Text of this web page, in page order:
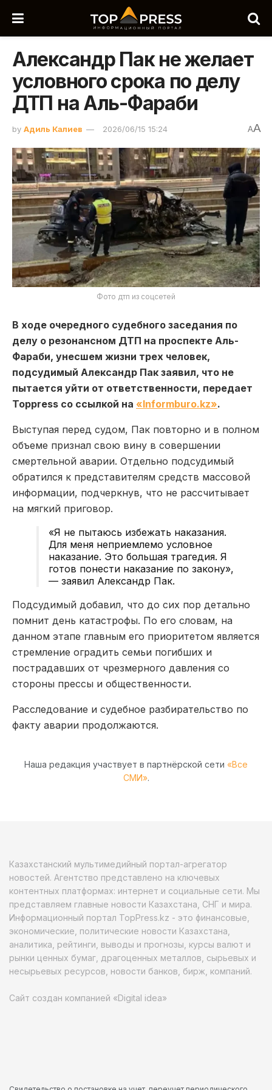
Александр Пак не желает
условного срока по делу
ДТП на Аль-Фараби
by Адиль Калиев 2026/06/15 15:24 AA
Фото дтп из соцсетей
В ходе очередного судебного заседания по
делу о резонансном ДТП на проспекте Аль-
Фараби, унесшем жизни трех человек,
подсудимый Александр Пак заявил, что не
пытается уйти от ответственности, передает
Toppress со ссылкой на «Informburo.kz».
Выступая перед судом, Пак повторно и в полном
объеме признал свою вину в совершении
смертельной аварии. Отдельно подсудимый
обратился к представителям средств массовой
информации, подчеркнув, что не рассчитывает
на мягкий приговор.
«Я не пытаюсь избежать наказания.
Для меня неприемлемо условное
наказание. Это большая трагедия. Я
готов понести наказание по закону»,
— заявил Александр Пак.
Подсудимый добавил, что до сих пор детально
помнит день катастрофы. По его словам, на
данном этапе главным его приоритетом является
стремление оградить семьи погибших и
пострадавших от чрезмерного давления со
стороны прессы и общественности.
Расследование и судебное разбирательство по
факту аварии продолжаются.
Наша редакция участвует в партнёрской сети «Все
СМИ».
Казахстанский мультимедийный портал-агрегатор
новостей. Агентство представлено на ключевых
контентных платформах: интернет и социальные сети. Мы
представляем главные новости Казахстана, СНГ и мира.
Информационный портал TopPress.kz - это финансовые,
экономические, политические новости Казахстана,
аналитика, рейтинги, выводы и прогнозы, курсы валют и
рынки ценных бумаг, драгоценных металлов, сырьевых и
несырьевых ресурсов, новости банков, бирж, компаний.
Сайт создан компанией «Digital idea»